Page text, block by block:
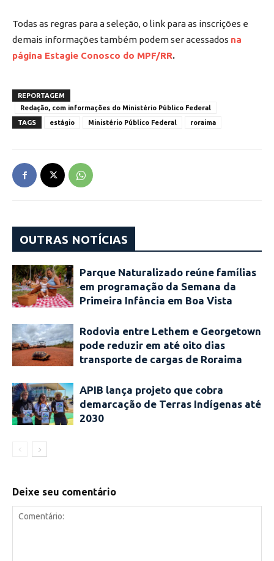
Todas as regras para a seleção, o link para as inscrições e
demais informações também podem ser acessados na
página Estagie Conosco do MPF/RR.
REPORTAGEM
Redação, com informações do Ministério Público Federal
TAGS
estágio Ministério Público Federal roraima
OUTRAS NOTÍCIAS
Parque Naturalizado reúne famílias
em programação da Semana da
Primeira Infância em Boa Vista
Rodovia entre Lethem e Georgetown
pode reduzir em até oito dias
transporte de cargas de Roraima
APIB lança projeto que cobra
demarcação de Terras Indígenas até
2030
Deixe seu comentário